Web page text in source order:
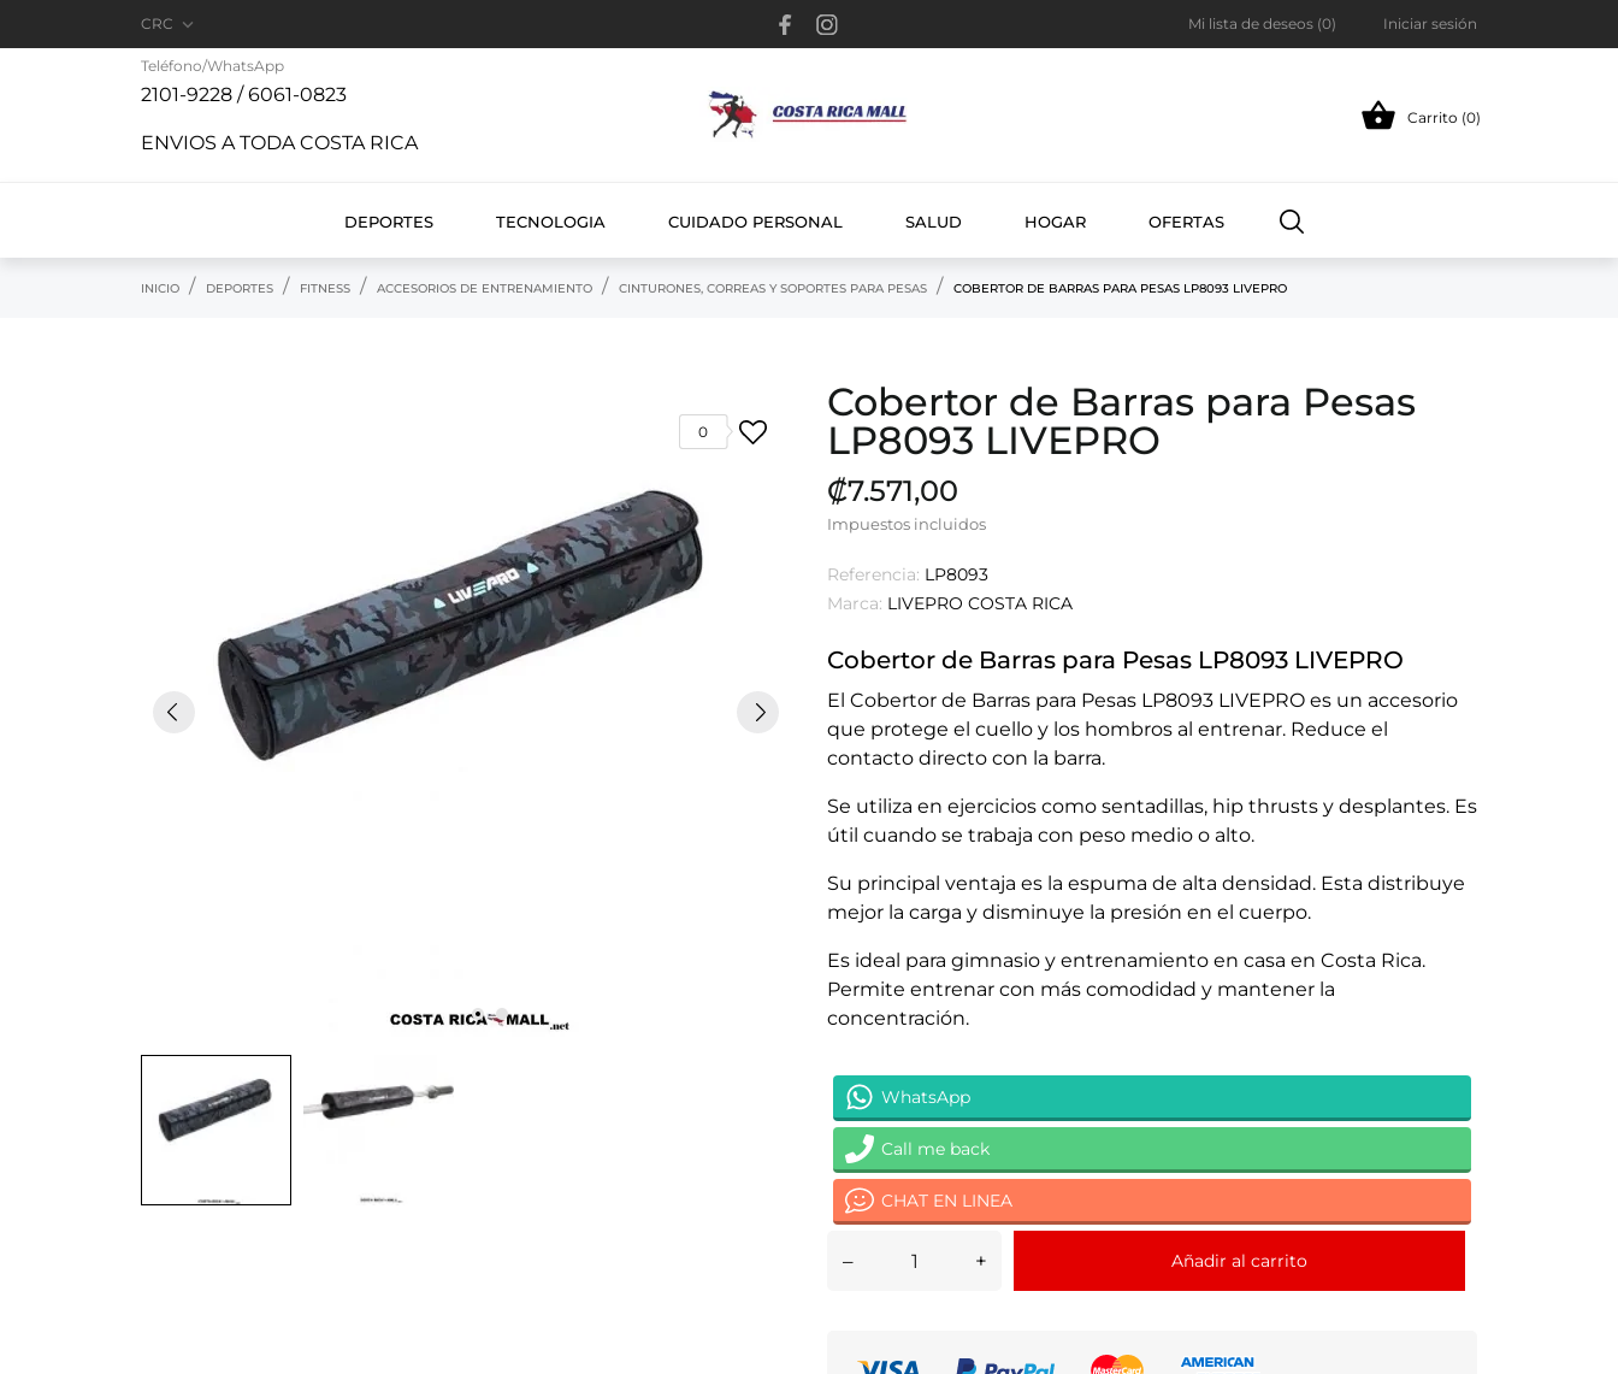
CRC  Mi lista de deseos (0) Iniciar sesión
Teléfono/WhatsApp
2101-9228 / 6061-0823
ENVIOS A TODA COSTA RICA
 Carrito (0)
DEPORTES TECNOLOGIA CUIDADO PERSONAL SALUD HOGAR OFERTAS
INICIO DEPORTES FITNESS ACCESORIOS DE ENTRENAMIENTO CINTURONES, CORREAS Y SOPORTES PARA PESAS COBERTOR DE BARRAS PARA PESAS LP8093 LIVEPRO
0
Cobertor de Barras para Pesas
LP8093 LIVEPRO
₡7.571,00
Impuestos incluidos
Referencia: LP8093
Marca: LIVEPRO COSTA RICA
Cobertor de Barras para Pesas LP8093 LIVEPRO
El Cobertor de Barras para Pesas LP8093 LIVEPRO es un accesorio
que protege el cuello y los hombros al entrenar. Reduce el
contacto directo con la barra.
Se utiliza en ejercicios como sentadillas, hip thrusts y desplantes. Es
útil cuando se trabaja con peso medio o alto.
Su principal ventaja es la espuma de alta densidad. Esta distribuye
mejor la carga y disminuye la presión en el cuerpo.
Es ideal para gimnasio y entrenamiento en casa en Costa Rica.
Permite entrenar con más comodidad y mantener la
concentración.
WhatsApp
Call me back
CHAT EN LINEA
– + Añadir al carrito